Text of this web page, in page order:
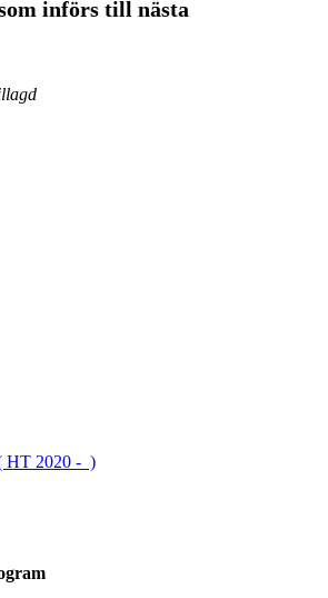
införs till nästa
HT 2020 -  )